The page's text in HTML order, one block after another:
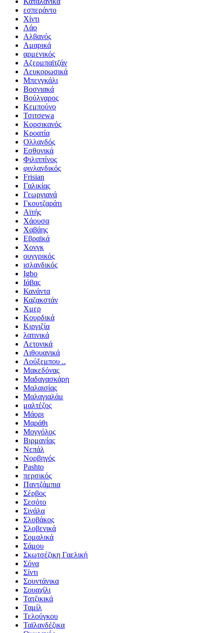
εσπεράντο
Χίντι
Λάο
Αλβανός
Αμαρικά
αρμενικός
Αζερμπαϊτζάν
Λευκορωσικά
Μπενγκάλι
Βοσνιακά
Βούλγαρος
Κεμπούνο
Τσιτσewa
Κορσικανός
Κροατία
Ολλανδός
Εσθονικά
Φιλιππίνος
φινλανδικός
Frisian
Γαλικίας
Γεωργιανά
Γκουτζαράτι
Αϊτής
Χάουσα
Χαβάης
Εβραϊκά
Χονγκ
ουγγρικός
ισλανδικός
Igbo
Ιάβας
Κανάντα
Καζακστάν
Χμερ
Κουρδικά
Κιργιζία
λατινικά
Λετονικά
Λιθουανικά
Λούξεμπου ..
Μακεδόνας
Μαδαγασκάρη
Μαλαισίας
Μαλαγιαλάμ
μαλτέζος
Μάορι
Μαράθι
Μογγόλος
Βιρμανίας
Νεπάλ
Νορβηγός
Pashto
περσικός
Παντζάμπια
Σέρβος
Σεσότο
Σινάλα
Σλοβάκος
Σλοβενικά
Σομαλικά
Σάμου
Σκωτσέζικη Γαελική
Σόνα
Σίντι
Σουντάνικα
Σουαχίλι
Τατζικικά
Ταμίλ
Τελούγκου
Ταϊλανδέζικα